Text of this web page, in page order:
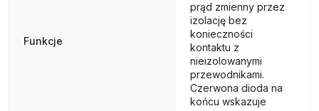
Funkcje
prąd zmienny przez
izolację bez
konieczności
kontaktu z
nieizolowanymi
przewodnikami.
Czerwona dioda na
końcu wskazuje